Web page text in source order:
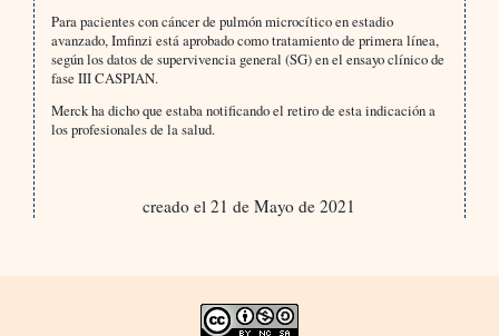
Para pacientes con cáncer de pulmón microcítico en estadio
avanzado, Imfinzi está aprobado como tratamiento de primera línea,
según los datos de supervivencia general (SG) en el ensayo clínico de
fase III CASPIAN.
Merck ha dicho que estaba notificando el retiro de esta indicación a
los profesionales de la salud.
creado el 21 de Mayo de 2021